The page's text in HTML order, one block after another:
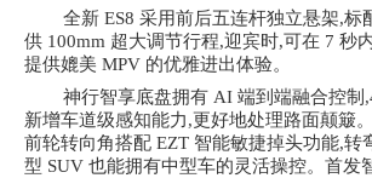
全新 ES8 采用前后五连杆独立悬架,标
供 100mm 超大调节行程,迎宾时,可在 7 秒
提供媲美 MPV 的优雅进出体验。
神行智享底盘拥有 AI 端到端融合控制
新增车道级感知能力,更好地处理路面颠簸
前轮转向角搭配 EZT 智能敏捷掉头功能,转
型 SUV 也能拥有中型车的灵活操控。首发